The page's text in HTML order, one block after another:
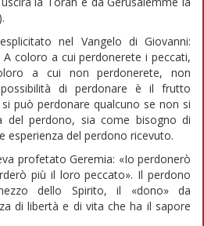
nel Vangelo di Giovanni:
A coloro a cui perdonerete i peccati,
a cui non perdonerete, non
di perdonare è il frutto
può perdonare qualcuno se non si
del perdono, sia come bisogno di
esperienza del perdono ricevuto.
profetato Geremia: «Io perdonerò
più il loro peccato». Il perdono
dello Spirito, il «dono» da
di libertà e di vita che ha il sapore